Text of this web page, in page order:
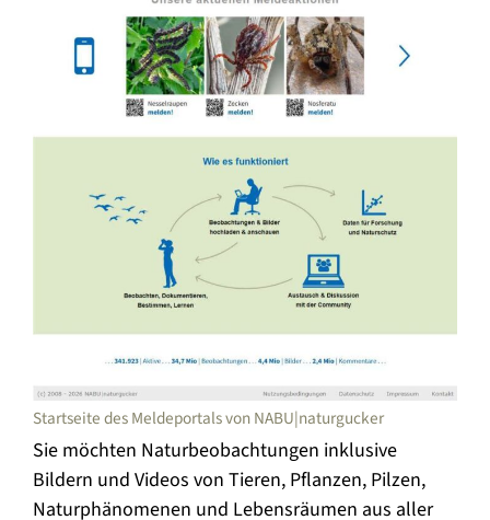
Startseite des Meldeportals von NABU|naturgucker
Sie möchten Naturbeobachtungen inklusive
Bildern und Videos von Tieren, Pflanzen, Pilzen,
Naturphänomenen und Lebensräumen aus aller